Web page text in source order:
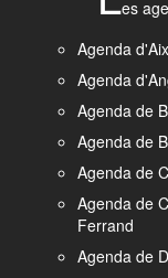
es
Agenda
Agenda
Agenda de
Agenda de
Agenda de
Agenda de
Ferrand
Agenda de